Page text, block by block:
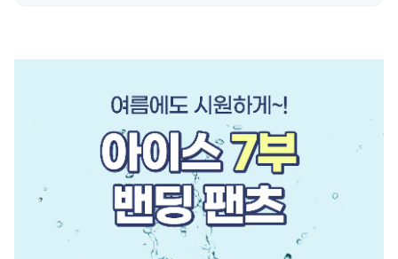
색상 상품 상세설명 참조
상품 상세설명 참조
상품 상세설명 참조
상품 상세설명 참조
세탁방법 및 취급시 주의
상품 상세설명 참조
상품 상세설명 참조